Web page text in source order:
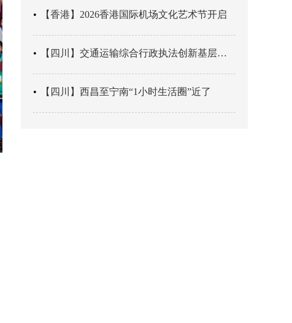
【香港】2026香港国际机场文化艺术节开启
【四川】交通运输综合行政执法创新基层辖区治理“4+3” 新模式
【四川】西昌至宁南“1小时生活圈”近了